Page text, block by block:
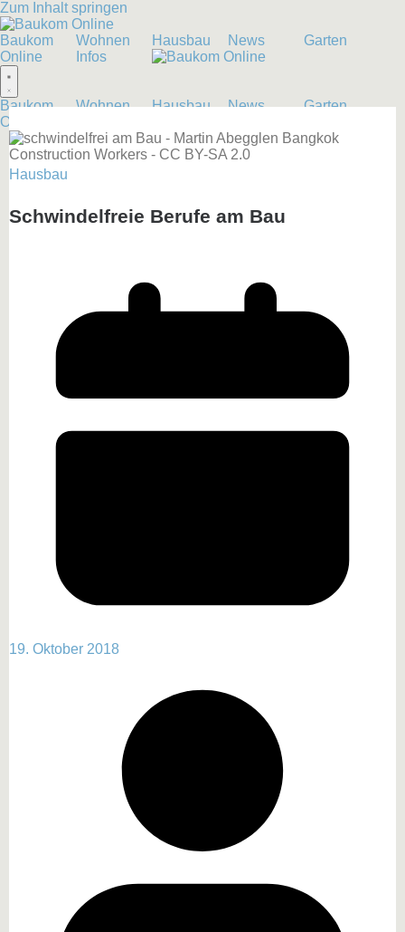
Zum Inhalt springen
Baukom
Online
Wohnen Hausbau News
Garten
Infos
Baukom
Online
Wohnen Hausbau News
Garten
Hausbau
Schwindelfreie Berufe am Bau
19. Oktober 2018